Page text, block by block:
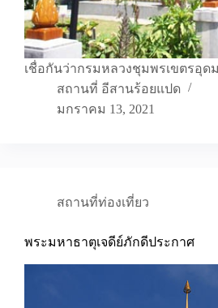
เชื่อกันว่ากรมหลวงชุมพรเขตรอุด
สถานที่ อีสานร้อยแปด
มกราคม 13, 2021
สถานที่ท่องเที่ยว
พระมหาธาตุเจดีย์ภักดีประกาศ